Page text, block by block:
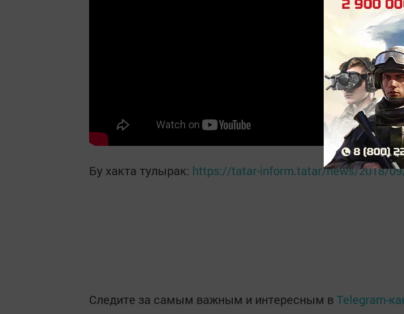
Бу хакта тулырак: https://tatar-inform.tatar/news/2018/
Следите за самым важным и интересным в Telegram-